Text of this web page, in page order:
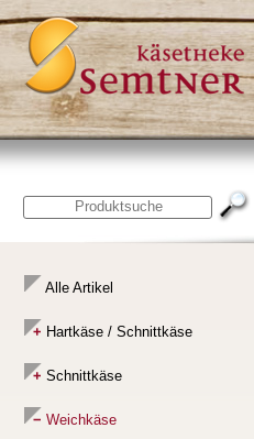
Alle Artikel
Hartkäse / Schnittkäse
Schnittkäse
Weichkäse